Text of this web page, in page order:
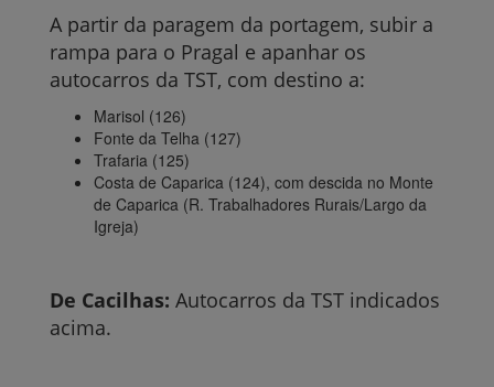
A partir da paragem da portagem, subir a
rampa para o Pragal e apanhar os
autocarros da TST, com destino a:
Marisol (126)
Fonte da Telha (127)
Trafaria (125)
Costa de Caparica (124), com descida no Monte
de Caparica (R. Trabalhadores Rurais/Largo da
Igreja)
De Cacilhas: Autocarros da TST indicados
acima.